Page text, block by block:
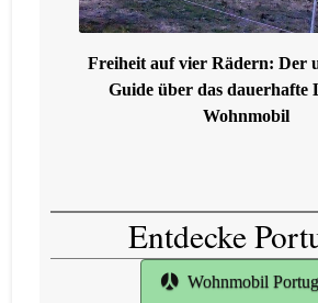
Freiheit auf vier Rädern: Der
Guide über das dauerhafte
Wohnmobil
Entdecke
Wohnmobil